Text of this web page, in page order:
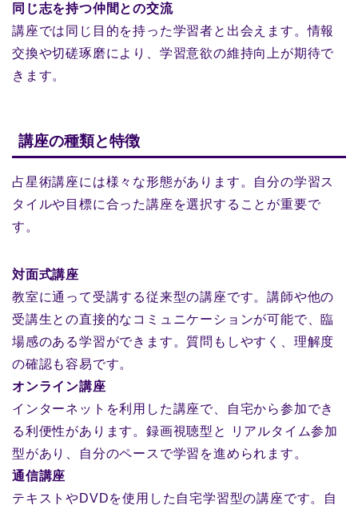
同じ志を持つ仲間との交流
講座では同じ目的を持った学習者と出会えます。情報
交換や切磋琢磨により、学習意欲の維持向上が期待で
きます。
講座の種類と特徴
占星術講座には様々な形態があります。自分の学習ス
タイルや目標に合った講座を選択することが重要で
す。
対面式講座
教室に通って受講する従来型の講座です。講師や他の
受講生との直接的なコミュニケーションが可能で、臨
場感のある学習ができます。質問もしやすく、理解度
の確認も容易です。
オンライン講座
インターネットを利用した講座で、自宅から参加でき
る利便性があります。録画視聴型と リアルタイム参加
型があり、自分のペースで学習を進められます。
通信講座
テキストやDVDを使用した自宅学習型の講座です。自